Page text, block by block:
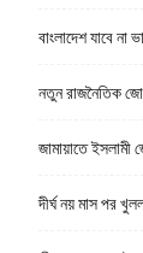
বাংলাদেশ যাবে না
নতুন রাজনৈতিক
জামায়াতে ইসলামী
দীর্ঘ নয় মাস পর